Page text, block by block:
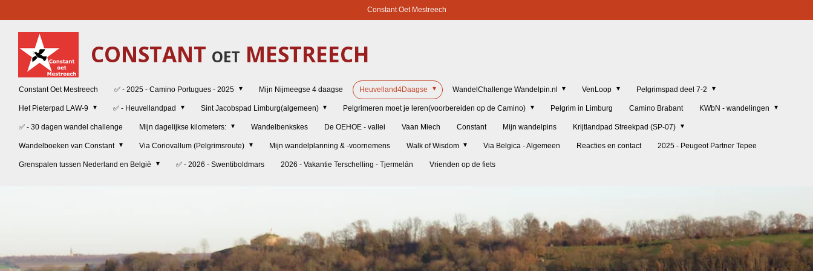
hoofdinhoud
Constant Oet Mestreech
CONSTANT OET MESTREECH
Constant Oet Mestreech ✅ - 2025 - Camino Portugues - 2025 Mijn Nijmeegse 4 daagse Heuvelland4Daagse WandelChallenge Wandelpin.nl VenLoop Pelgrimspad deel 7-2
Het Pieterpad LAW-9 ✅ - Heuvellandpad Sint Jacobspad Limburg(algemeen) Pelgrimeren moet je leren(voorbereiden op de Camino) Pelgrim in Limburg Camino Brabant KWbN - wandelingen
✅ - 30 dagen wandel challenge Mijn dagelijkse kilometers: Wandelbenkskes De OEHOE - vallei Vaan Miech Constant Mijn wandelpins Krijtlandpad Streekpad (SP-07)
Wandelboeken van Constant Via Coriovallum (Pelgrimsroute) Mijn wandelplanning & -voornemens Walk of Wisdom Via Belgica - Algemeen Reacties en contact 2025 - Peugeot Partner Tepee
Grenspalen tussen Nederland en België ✅ - 2026 - Swentiboldmars 2026 - Vakantie Terschelling - Tjermelán Vrienden op de fiets